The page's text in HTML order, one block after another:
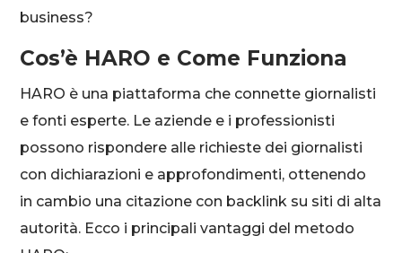
business?
Cos’è HARO e Come Funziona
HARO è una piattaforma che connette giornalisti
e fonti esperte. Le aziende e i professionisti
possono rispondere alle richieste dei giornalisti
con dichiarazioni e approfondimenti, ottenendo
in cambio una citazione con backlink su siti di alta
autorità. Ecco i principali vantaggi del metodo